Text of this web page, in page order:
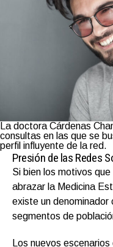
La doctora Cárdenas
consultas en las que se
perfil influyente de la red.
Presión de las Redes
Si bien los motivos
abrazar la Medicina
existe un denominador
segmentos de
Los nuevos